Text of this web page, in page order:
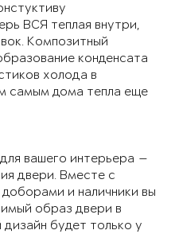
ВСЯ теплая внутри,
Композитный
конденсата
холода в
самым дома тепла еще
вашего интерьера —
двери. Вместе с
и наличники вы
образ двери в
будет только у